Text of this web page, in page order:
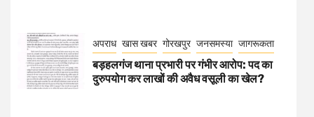
अपराध खास खबर गोरखपुर जनसमस्या जागरूकता
बड़हलगंज थाना प्रभारी पर गंभीर आरोप: पद का
दुरुपयोग कर लाखों की अवैध वसूली का खेल?